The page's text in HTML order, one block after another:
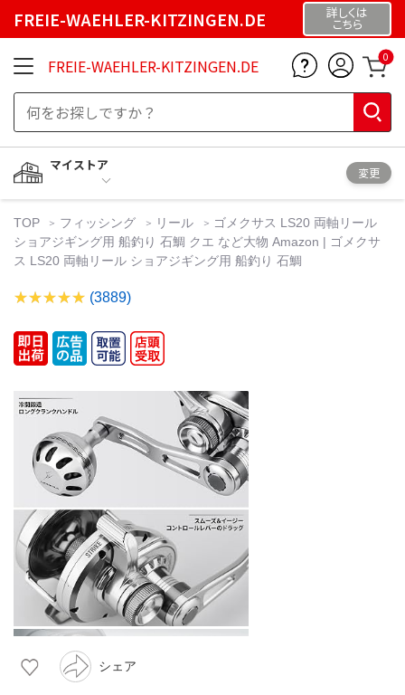
FREIE-WAEHLER-KITZINGEN.DE 詳しくは
こちら
FREIE-WAEHLER-KITZINGEN.DE 0
マイストア
変更
TOP フィッシング リール
ゴメクサス LS20 両軸リール
ショアジギング用 船釣り 石鯛 クエ など大物 Amazon | ゴメクサ
ス LS20 両軸リール ショアジギング用 船釣り 石鯛
(3889)
シェア